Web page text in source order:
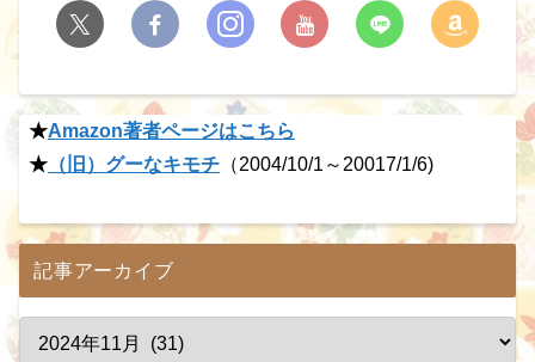
★Amazon著者ページはこちら
★ （旧）グーなキモチ （2004/10/1～20017/1/6)
記事アーカイブ